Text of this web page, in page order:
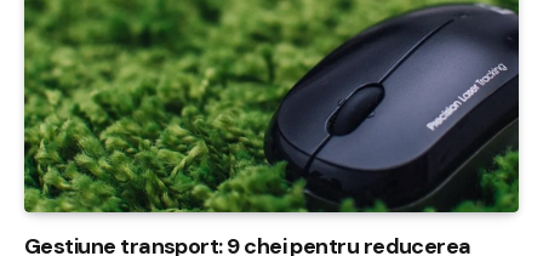
Gestiune transport: 9 chei pentru reducerea